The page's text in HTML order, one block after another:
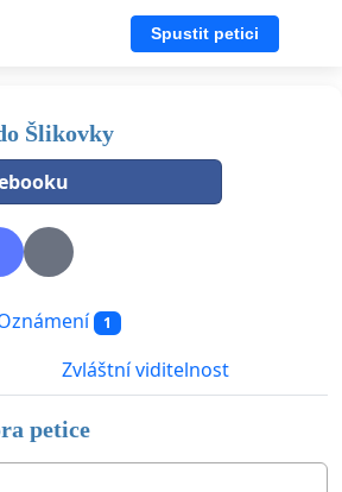
Spustit petici
Šlikovky
1
Zvláštní viditelnost
petice